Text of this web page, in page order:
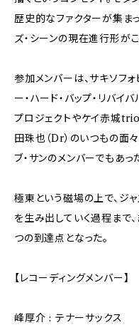
歴史的なファクターが集ま
ズ・シーンの現在進行形が
参加メンバーは、サキソフ
ー・ハード・バップ・リバ
プロジェクトやケイ赤城
田珠也（Dr）のいつもの面
ブ・サンのメンバーでもあっ
極東という磁場の上で、ジ
を生み出していく過程まで
つの到達点となった。
【レコーディングメンバー】
峰厚介 : テナーサックス